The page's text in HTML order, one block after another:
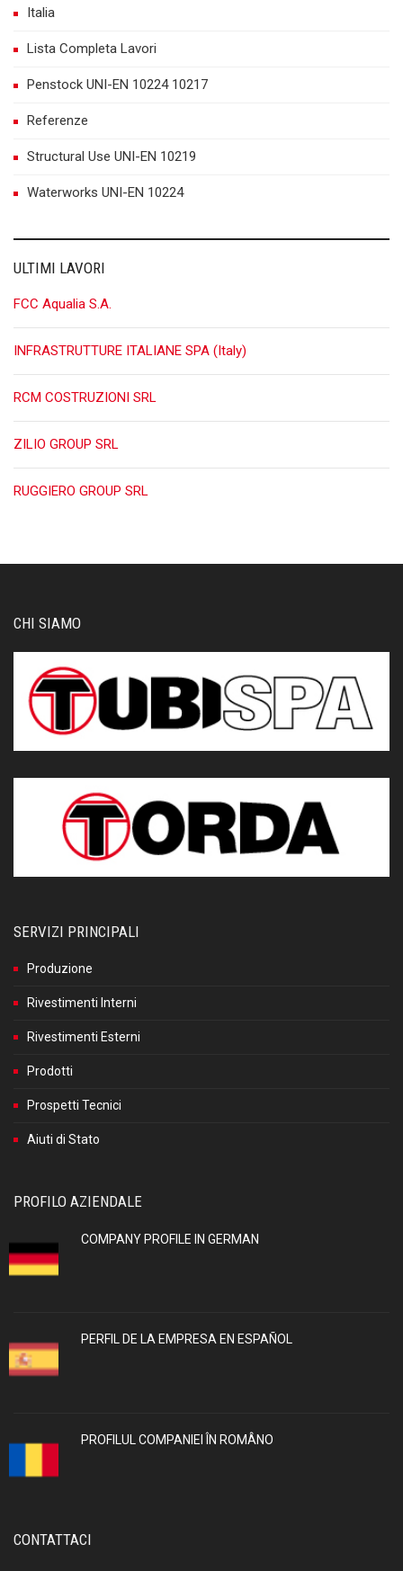
Italia
Lista Completa Lavori
Penstock UNI-EN 10224 10217
Referenze
Structural Use UNI-EN 10219
Waterworks UNI-EN 10224
ULTIMI LAVORI
FCC Aqualia S.A.
INFRASTRUTTURE ITALIANE SPA (Italy)
RCM COSTRUZIONI SRL
ZILIO GROUP SRL
RUGGIERO GROUP SRL
CHI SIAMO
SERVIZI PRINCIPALI
Produzione
Rivestimenti Interni
Rivestimenti Esterni
Prodotti
Prospetti Tecnici
Aiuti di Stato
PROFILO AZIENDALE
COMPANY PROFILE IN GERMAN
PERFIL DE LA EMPRESA EN ESPAÑOL
PROFILUL COMPANIEI ÎN ROMÂNO
CONTATTACI